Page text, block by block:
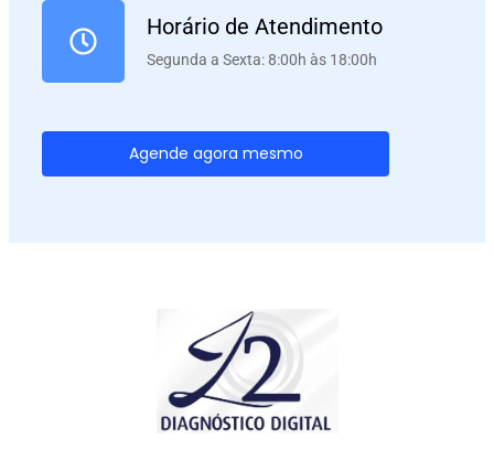
Horário de Atendimento
Segunda a Sexta: 8:00h às 18:00h
Agende agora mesmo